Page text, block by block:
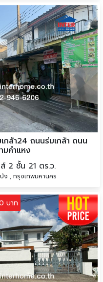
กล้า24 ถนนร่มเกล้า ถนน
มคำแหง
2 ชั้น 21 ตร.ว.
ง , กรุงเทพมหานคร
บาท